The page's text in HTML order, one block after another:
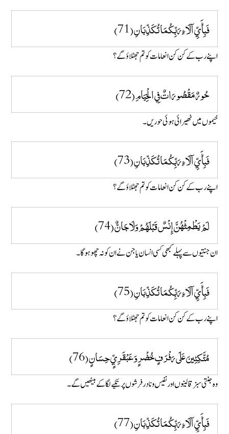
فَبِأَيِّ آلَاءِ رَبِّكُمَا تُكَذِّبَانِ (71)
اپنے رب کے کن کن انعامات کو تم جھٹلاؤ گے ؟
حُورٌ مَقْصُورَاتٌ فِي الْخِيَامِ (72)
خیموں میں ٹھیرائی ہوئی حوریں۔
فَبِأَيِّ آلَاءِ رَبِّكُمَا تُكَذِّبَانِ (73)
اپنے رب کے کن کن انعامات کو تم جھٹلاؤ گے ؟
لَمْ يَطْمِثْهُنَّ إِنْسٌ قَبْلَهُمْ وَلَا جَانٌّ (74)
ان جنتیوں سے پہلے کبھی کسی انسان یا جن نے ان کو نہ چھو ہو گا ۔
فَبِأَيِّ آلَاءِ رَبِّكُمَا تُكَذِّبَانِ (75)
اپنے رب کے کن کن انعامات کو تم جھٹلاؤ گے؟
مُتَّكِئِينَ عَلَى رَفْرَفٍ خُضْرٍ وَعَبْقَرِيٍّ حِسَانٍ (76)
وہ جنتی سبز قالینوں اور نفیس و نادر فرشوں پر تکیے لگا کے بیٹھیں گے۔
فَبِأَيِّ آلَاءِ رَبِّكُمَا تُكَذِّبَانِ (77)